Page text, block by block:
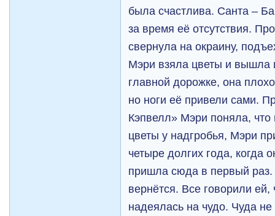
была счастлива. Санта –
за время её отсутствия.
свернула на окраину,
Мэри взяла цветы и
главной дорожке, она
но ноги её привели сами.
Кэпвелл» Мэри поняла,
цветы у надгробья, Мэри
четыре долгих года, когда
пришла сюда в первый
вернётся. Все говорили
надеялась на чудо. Чуда